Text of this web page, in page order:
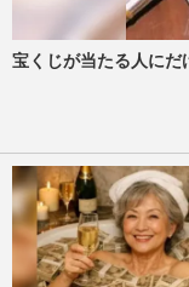
宝くじが当たる人にだ